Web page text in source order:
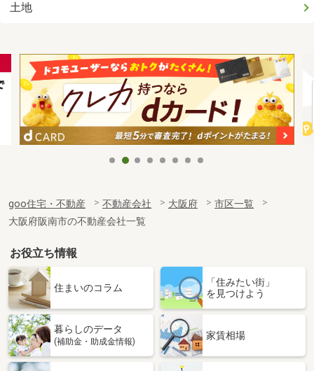
土地
goo住宅・不動産 不動産会社 大阪府
市区一覧
大阪府阪南市の不動産会社一覧
お役立ち情報
住まいのコラム
「住みたい街」
を見つけよう
暮らしのデータ
(補助金・助成金情報)
家賃相場